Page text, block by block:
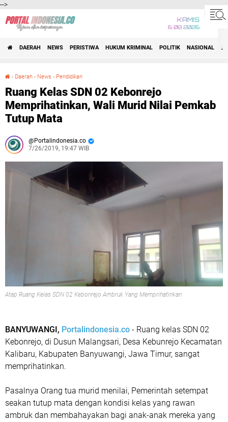
-->
KAMIS
6 08 2026
DAERAH NEWS PERISTIWA HUKUM KRIMINAL POLITIK NASIONAL
› Daerah › News › Pendidikan
Ruang Kelas SDN 02 Kebonrejo
Memprihatinkan, Wali Murid Nilai Pemkab
Tutup Mata
Portalindonesia.co
7/26/2019, 19:47 WIB
Atap Ruang Kelas SDN 02 Kebonrejo Ambruk Yang Memprihatinkan
BANYUWANGI, Portalindonesia.co - Ruang kelas SDN 02
Kebonrejo, di Dusun Malangsari, Desa Kebunrejo Kecamatan
Kalibaru, Kabupaten Banyuwangi, Jawa Timur, sangat
memprihatinkan.
Pasalnya Orang tua murid menilai, Pemerintah setempat
seakan tutup mata dengan kondisi kelas yang rawan
ambruk dan membahayakan bagi anak-anak mereka yang